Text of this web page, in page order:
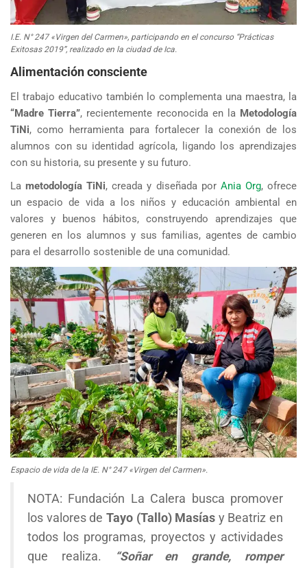
I.E. N° 247 «Virgen del Carmen», participando en el concurso “Prácticas
Exitosas 2019”, realizado en la ciudad de Ica.
Alimentación consciente
El trabajo educativo también lo complementa una maestra, la
“Madre Tierra”, recientemente reconocida en la Metodología
TiNi, como herramienta para fortalecer la conexión de los
alumnos con su identidad agrícola, ligando los aprendizajes
con su historia, su presente y su futuro.
Lametodología TiNi, creada y diseñada por Ania Org, ofrece
un espacio de vida a los niños y educación ambiental en
valores y buenos hábitos, construyendo aprendizajes que
generen en los alumnos y sus familias, agentes de cambio
para el desarrollo sostenible de una comunidad.
Espacio de vida de la IE. N° 247 «Virgen del Carmen».
NOTA: Fundación La Calera busca promover
los valores de Tayo (Tallo) Masías y Beatriz en
todos los programas, proyectos y actividades
que realiza.
“Soñar en grande, romper